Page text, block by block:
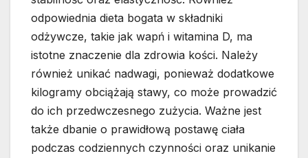
odpowiednia dieta bogata w składniki
odżywcze, takie jak wapń i witamina D, ma
istotne znaczenie dla zdrowia kości. Należy
również unikać nadwagi, ponieważ dodatkowe
kilogramy obciążają stawy, co może prowadzić
do ich przedwczesnego zużycia. Ważne jest
także dbanie o prawidłową postawę ciała
podczas codziennych czynności oraz unikanie